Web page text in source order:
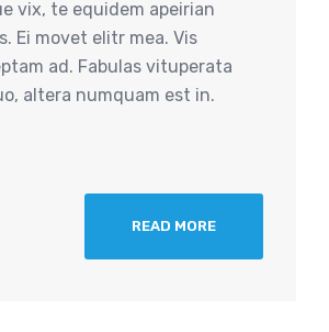
vix, te equidem apeirian
Ei movet elitr mea. Vis
ad. Fabulas vituperata
altera numquam est in.
READ MORE